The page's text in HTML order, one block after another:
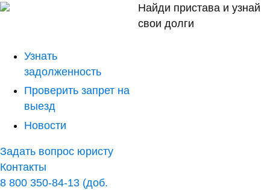
Найди пристава и узнай
свои долги
Узнать
задолженность
Проверить запрет на
выезд
Новости
Задать вопрос юристу
Контакты
8 800 350-84-13 (доб.